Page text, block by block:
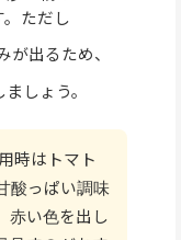
ただし
が出るため、
しょう。
時はトマト
酸っぱい調味
赤い色を出し